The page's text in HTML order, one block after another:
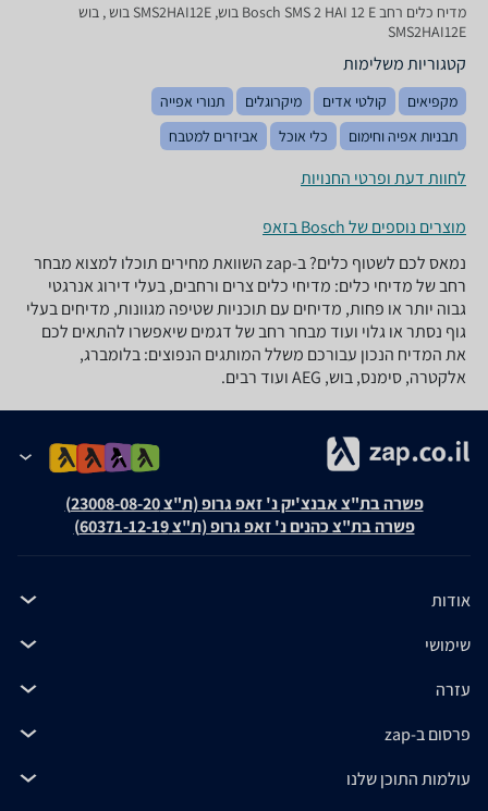
מדיח כלים ‏רחב Bosch SMS 2 HAI 12 E בוש, SMS2HAI12E בוש , בוש
SMS2HAI12E
קטגוריות משלימות
מקפיאים קולטי אדים מיקרוגלים
תנורי אפייה
תבניות אפיה וחימום
כלי אוכל אביזרים למטבח
לחוות דעת ופרטי החנויות
מוצרים נוספים של Bosch בזאפ
נמאס לכם לשטוף כלים? ב-zap השוואת מחירים תוכלו למצוא מבחר
רחב של מדיחי כלים: מדיחי כלים צרים ורחבים, בעלי דירוג אנרגטי
גבוה יותר או פחות, מדיחים עם תוכניות שטיפה מגוונות, מדיחים בעלי
גוף נסתר או גלוי ועוד מבחר רחב של דגמים שיאפשרו להתאים לכם
את המדיח הנכון עבורכם משלל המותגים הנפוצים: בלומברג,
אלקטרה, סימנס, בוש, AEG ועוד רבים.
פשרה בת"צ אבנצ'יק נ' זאפ גרופ (ת"צ 23008-08-20)
פשרה בת"צ כהנים נ' זאפ גרופ (ת"צ 60371-12-19)
אודות
שימושי
עזרה
פרסום ב-zap
עולמות התוכן שלנו